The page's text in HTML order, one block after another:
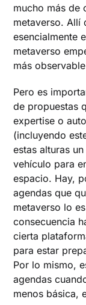
mucho más de
metaverso. Allí
esencialmente
metaverso
más
Pero es
de propuestas
expertise o
(incluyendo
estas alturas
vehículo para
espacio. Hay,
agendas que
metaverso lo
consecuencia
cierta
para estar
Por lo mismo,
agendas
menos básica,